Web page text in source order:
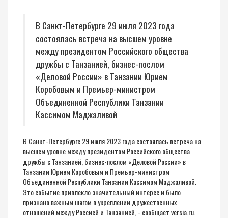
В Санкт-Петербурге 29 июля 2023 года
состоялась встреча на высшем уровне
между президентом Российского общества
дружбы с Танзанией, бизнес-послом
«Деловой России» в Танзании Юрием
Коробовым и Премьер-министром
Объединенной Республики Танзании
Кассимом Маджаливой
В Санкт-Петербурге 29 июля 2023 года состоялась встреча на
высшем уровне между президентом Российского общества
дружбы с Танзанией, бизнес-послом «Деловой России» в
Танзании Юрием Коробовым и Премьер-министром
Объединенной Республики Танзании Кассимом Маджаливой.
Это событие привлекло значительный интерес и было
признано важным шагом в укреплении дружественных
отношений между Россией и Танзанией, - сообщаетversia.ru